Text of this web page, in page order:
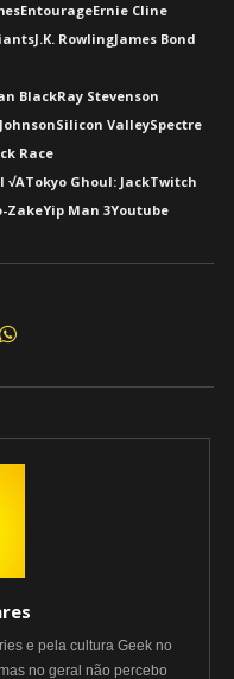
EntourageErnie Cline
J.K. RowlingJames Bond
BlackRay Stevenson
Silicon ValleySpectre
Race
√ATokyo Ghoul: JackTwitch
ZakeYip Man 3Youtube
e pela cultura Geek no
no geral não percebo